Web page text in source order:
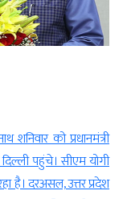
शनिवार को प्रधानमंत्री
दिल्ली पहुंचे। सीएम योगी
है। दरअसल, उत्तर प्रदेश